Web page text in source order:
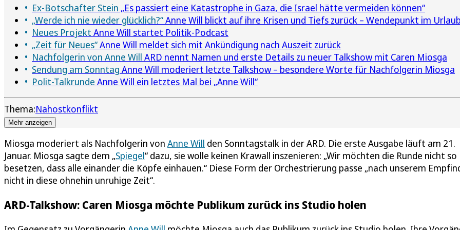
Ex-Botschafter Stein „Es passiert eine Katastrophe in Gaza, die Israel hätte vermeiden können“
„Werde ich nie wieder glücklich?“Anne Will blickt auf ihre Krisen und Tiefs zurück – Wendepunkt im Urlaub
Neues Projekt Anne Will startet Politik-Podcast
„Zeit für Neues“Anne Will meldet sich mit Ankündigung nach Auszeit zurück
Nachfolgerin von Anne Will ARD nennt Namen und erste Details zu neuer Talkshow mit Caren Miosga
Sendung am Sonntag Anne Will moderiert letzte Talkshow – besondere Worte für Nachfolgerin Miosga
Polit-Talkrunde Anne Will ein letztes Mal bei „Anne Will“
Thema:Nahostkonflikt
Mehr anzeigen
Miosga moderiert als Nachfolgerin von Anne Will den Sonntagstalk in der ARD. Die erste Ausgabe läuft am 21.
Januar. Miosga sagte dem „Spiegel“ dazu, sie wolle keinen Krawall inszenieren: „Wir möchten die Runde nicht so
besetzen, dass alle einander die Köpfe einhauen.“ Diese Form der Orchestrierung passe „nach unserem
nicht in diese ohnehin unruhige Zeit“.
ARD-Talkshow: Caren Miosga möchte Publikum zurück ins Studio holen